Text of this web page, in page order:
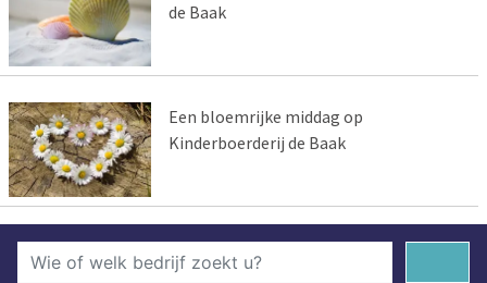
de Baak
Een bloemrijke middag op
Kinderboerderij de Baak